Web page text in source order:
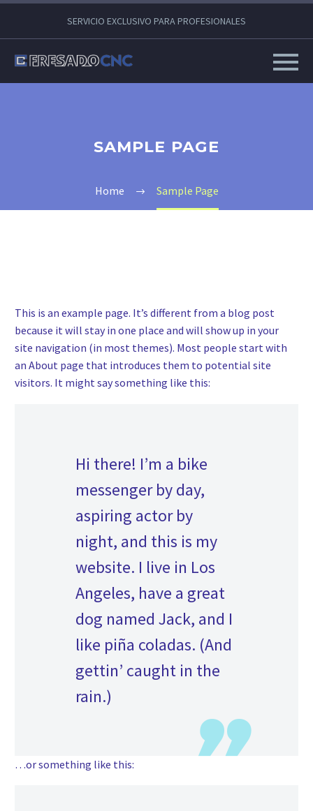
SERVICIO EXCLUSIVO PARA PROFESIONALES
SAMPLE PAGE
Home Sample Page
This is an example page. It’s different from a blog post
because it will stay in one place and will show up in your
site navigation (in most themes). Most people start with
an About page that introduces them to potential site
visitors. It might say something like this:
Hi there! I’m a bike
messenger by day,
aspiring actor by
night, and this is my
website. I live in Los
Angeles, have a great
dog named Jack, and I
like piña coladas. (And
gettin’ caught in the
rain.)
…or something like this: